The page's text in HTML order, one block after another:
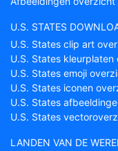
U.S. STATES
U.S. States clip art
U.S. States kleurplaten
U.S. States emoji
U.S. States iconen
U.S. States
U.S. States
LANDEN VAN DE